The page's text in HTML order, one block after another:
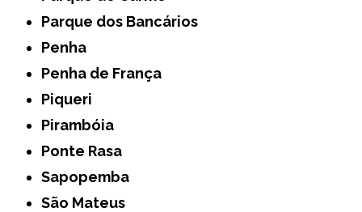
Parque dos Bancários
Penha
Penha de França
Piqueri
Pirambóia
Ponte Rasa
Sapopemba
São Mateus